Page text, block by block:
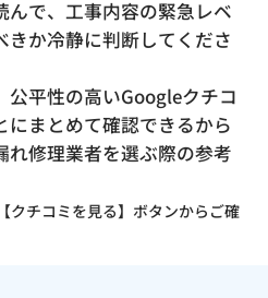
んで、工事内容の緊急レベ
きか冷静に判断してくださ
公平性の高いGoogleクチコ
にまとめて確認できるから
れ修理業者を選ぶ際の参考
チコミを見る】ボタンからご確